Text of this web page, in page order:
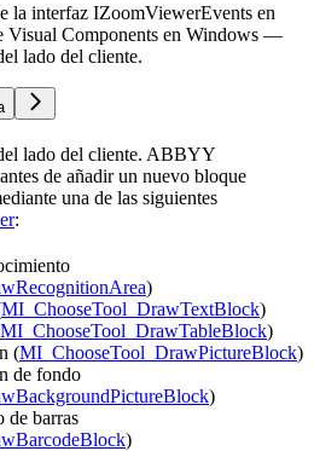
la interfaz IZoomViewerEvents en
Visual Components en Windows —
lado del cliente.
lado del cliente. ABBYY
de añadir un nuevo bloque
una de las siguientes
:
)
MI_ChooseTool_DrawTextBlock)
MI_ChooseTool_DrawTableBlock)
(MI_ChooseTool_DrawPictureBlock)
de fondo
)
de barras
)